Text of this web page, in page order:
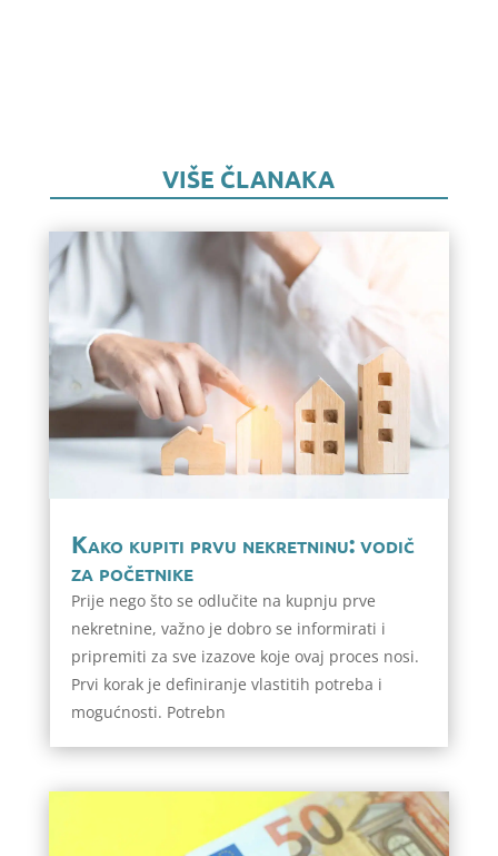
VIŠE ČLANAKA
Kako kupiti prvu nekretninu: vodič
za početnike
Prije nego što se odlučite na kupnju prve
nekretnine, važno je dobro se informirati i
pripremiti za sve izazove koje ovaj proces nosi.
Prvi korak je definiranje vlastitih potreba i
mogućnosti. Potrebn